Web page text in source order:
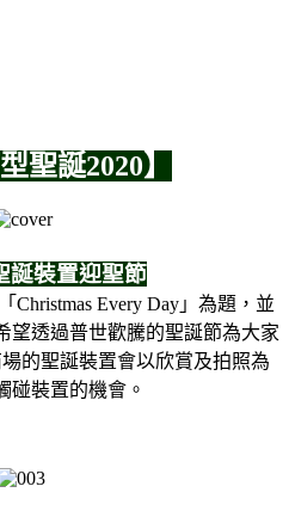
聖誕2020】
誕裝置迎聖節
Every Day」為題，並
望透過普世歡騰的聖誕節為大家
的聖誕裝置會以欣賞及拍照為
碰裝置的機會。